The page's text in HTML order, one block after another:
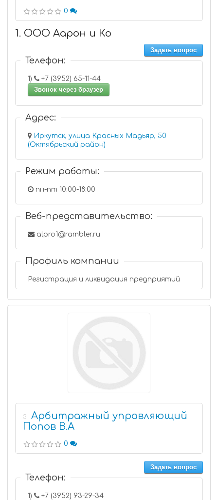
0
1. ООО Аарон и Ко
Задать вопрос
Телефон:
1)
+7 (3952) 65-11-44
Звонок через браузер
Адрес:
Иркутск, улица Красных Мадьяр, 50
(Октябрьский район)
Режим работы:
пн-пт 10:00-18:00
Веб-представительство:
alpro1@rambler.ru
Профиль компании
Регистрация и ликвидация предприятий
3
Арбитражный управляющий
Попов В.А
0
Задать вопрос
Телефон:
1) +7 (3952) 93-29-34